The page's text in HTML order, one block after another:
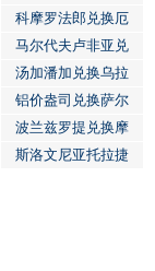
科摩罗法郎兑换厄
马尔代夫卢非亚兑
汤加潘加兑换乌拉
铝价盎司兑换萨尔
波兰兹罗提兑换摩
斯洛文尼亚托拉捷